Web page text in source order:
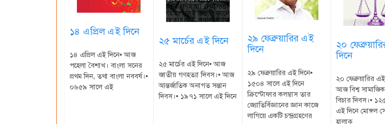
১৪ এপ্রিল এই দিনে
১৪ এপ্রিল এই দিনে• আজ
পহেলা বৈশাখ। বাংলা সনের
প্রথম দিন, তথা বাংলা নববর্ষ।•
০৬৫৯ সালে এই
২৫ মার্চের এই দিনে
২৫ মার্চের এই দিনে• আজ
জাতীয় গণহত্যা দিবস।• আজ
আন্তর্জাতিক অনাগত সন্তান
দিবস।• ১৯৭১ সালে এই দিনে
২৯ ফেব্রুয়ারির এই
দিনে
২৯ ফেব্রুয়ারির এই দিনে•
১৫০৪ সালে এই দিনে
ক্রিস্টোফার কলম্বাস তার
জ্যোতির্বিজ্ঞানের জ্ঞান কাজে
লাগিয়ে একটি চন্দ্রগ্রহণের
২০
দিনে
২০ ফেব্রুয়ারির এই
আজ বিশ্ব
বিচার দিবস।•
এই দিনে মোঙ্গল
হালাকু